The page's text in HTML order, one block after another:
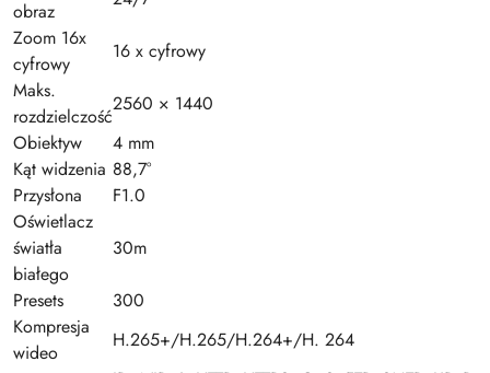
obraz
Zoom 16x
cyfrowy
16 x cyfrowy
Maks.
rozdzielczość
2560 × 1440
Obiektyw
4 mm
Kąt widzenia 88,7°
Przysłona
F1.0
Oświetlacz
światła
białego
30m
Presets
300
Kompresja
wideo
H.265+/H.265/H.264+/H. 264